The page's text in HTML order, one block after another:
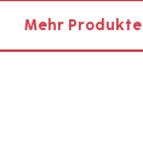
Mehr Produkte